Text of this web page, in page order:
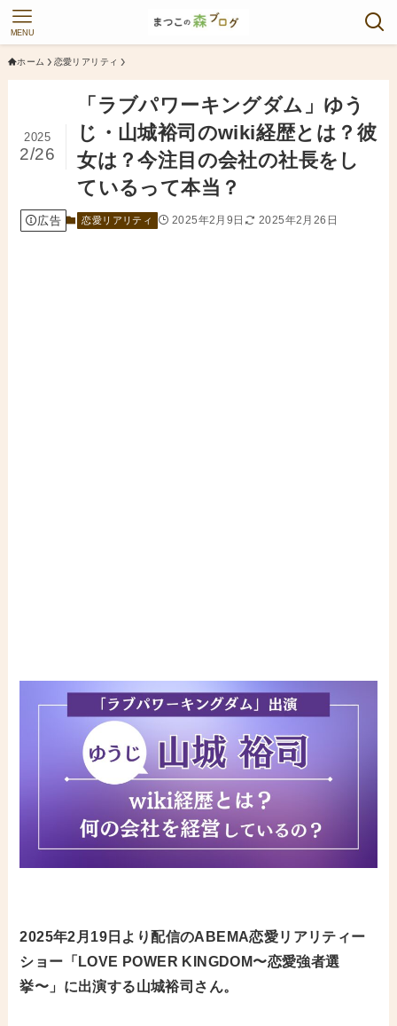
MENU
ホーム 恋愛リアリティ
「ラブパワーキングダム」ゆう
じ・山城裕司のwiki経歴とは？彼
女は？今注目の会社の社長をし
ているって本当？
2025
2/26
広告 恋愛リアリティ 2025年2月9日 2025年2月26日
2025年2月19日より配信のABEMA恋愛リアリティー
ショー「LOVE POWER KINGDOM〜恋愛強者選
挙〜」に出演する山城裕司さん。